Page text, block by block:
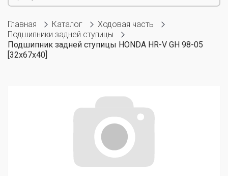
Главная Каталог
Ходовая часть
Подшипники задней ступицы
Подшипник задней ступицы HONDA HR-V GH 98-05
[32x67x40]